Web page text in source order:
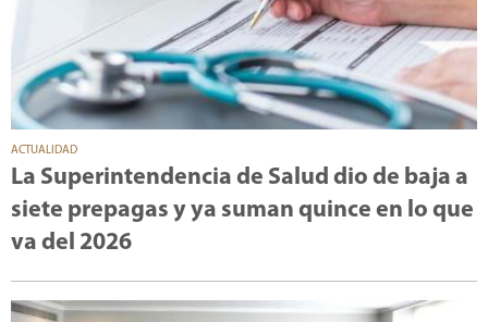
ACTUALIDAD
La Superintendencia de Salud dio de baja a
siete prepagas y ya suman quince en lo que
va del 2026